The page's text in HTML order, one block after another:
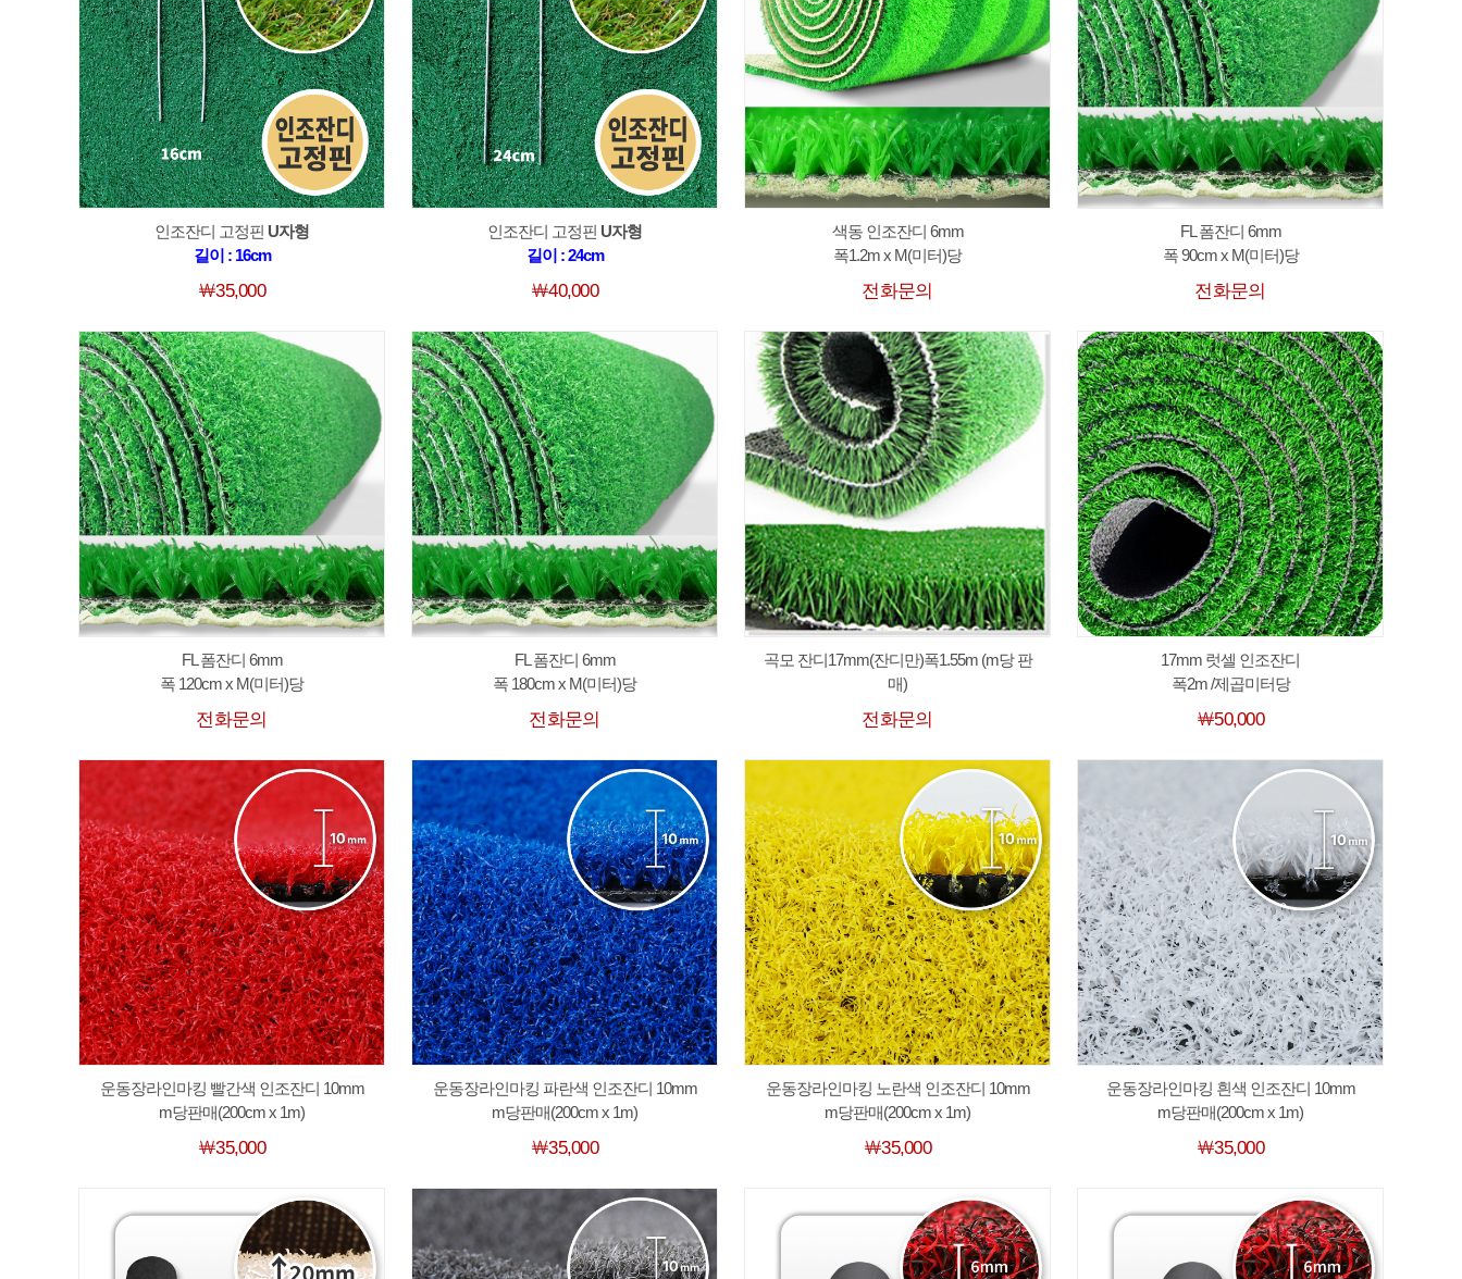
인조잔디 고정핀 U자형
길이 : 16cm
￦35,000
인조잔디 고정핀 U자형
길이 : 24cm
￦40,000
색동 인조잔디 6mm
폭1.2m x M(미터)당
전화문의
FL 폼잔디 6mm
폭 90cm x M(미터)당
전화문의
FL 폼잔디 6mm
폭 120cm x M(미터)당
전화문의
FL 폼잔디 6mm
폭 180cm x M(미터)당
전화문의
곡모 잔디17mm(잔디만)폭1.55m (m당 판
매)
전화문의
17mm 럿셀 인조잔디
폭2m /제곱미터당
￦50,000
운동장라인마킹 빨간색 인조잔디 10mm
m당판매(200cm x 1m)
￦35,000
운동장라인마킹 파란색 인조잔디 10mm
m당판매(200cm x 1m)
￦35,000
운동장라인마킹 노란색 인조잔디 10mm
m당판매(200cm x 1m)
￦35,000
운동장라인마킹 흰색 인조잔디 10mm
m당판매(200cm x 1m)
￦35,000